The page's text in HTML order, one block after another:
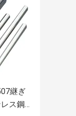
継ぎ
ス鋼